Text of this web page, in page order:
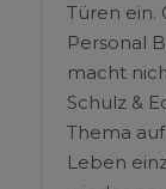
Türen ein.
Personal
macht
Schulz &
Thema
Leben